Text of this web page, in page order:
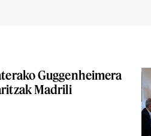
Guggenheimera
Madrili